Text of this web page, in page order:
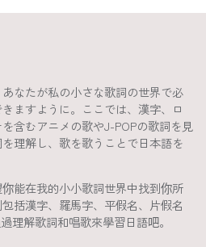
なたが私の小さな歌詞の世界で必
ますように。ここでは、漢字、ロ
含むアニメの歌やJ-POPの歌詞を見
理解し、歌を歌うことで日本語を
能在我的小小歌詞世界中找到你所
括漢字、羅馬字、平假名、片假名
理解歌詞和唱歌來學習日語吧。